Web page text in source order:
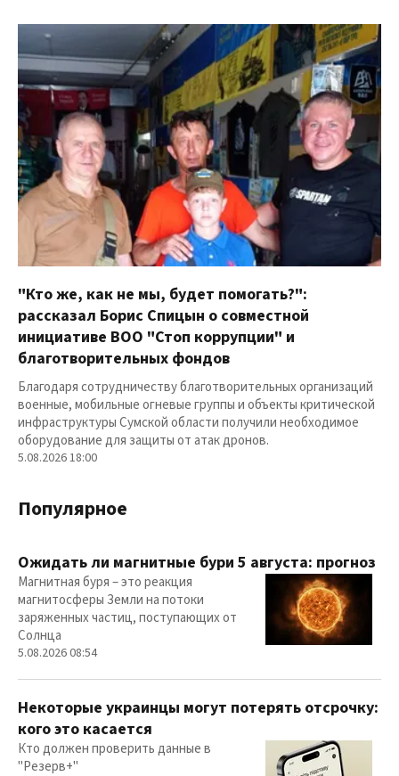
"Кто же, как не мы, будет помогать?":
рассказал Борис Спицын о совместной
инициативе ВОО "Стоп коррупции" и
благотворительных фондов
Благодаря сотрудничеству благотворительных организаций
военные, мобильные огневые группы и объекты критической
инфраструктуры Сумской области получили необходимое
оборудование для защиты от атак дронов.
5.08.2026 18:00
Популярное
Ожидать ли магнитные бури 5 августа: прогноз
Магнитная буря – это реакция
магнитосферы Земли на потоки
заряженных частиц, поступающих от
Солнца
5.08.2026 08:54
Некоторые украинцы могут потерять отсрочку:
кого это касается
Кто должен проверить данные в
"Резерв+"